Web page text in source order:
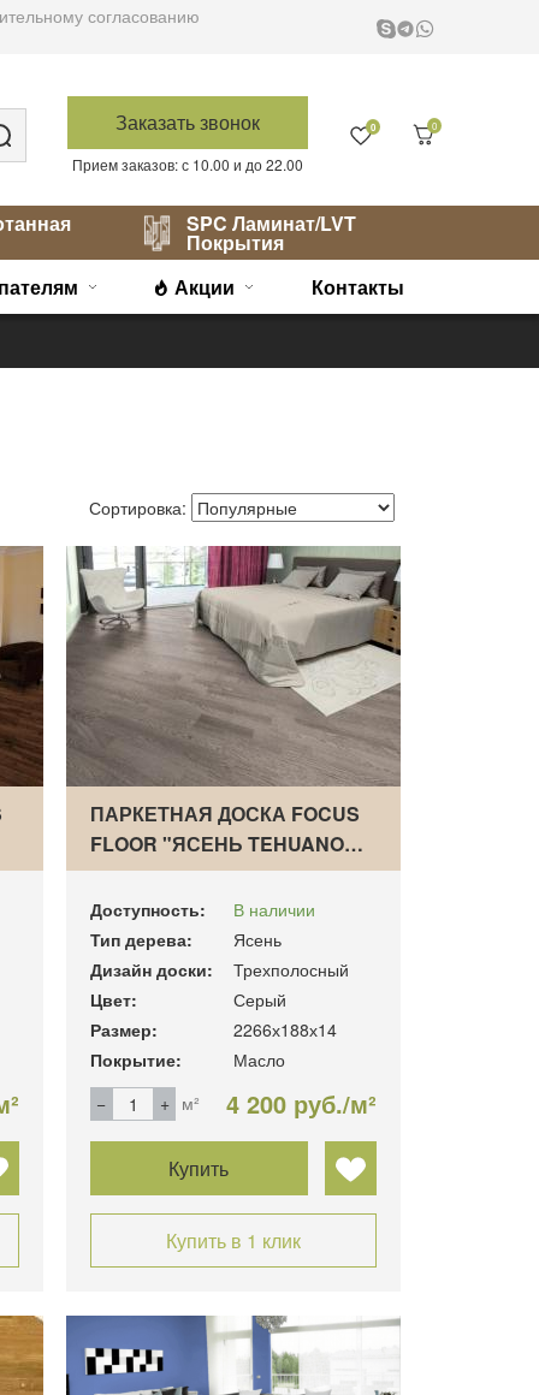
согласованию
Заказать звонок
Прием заказов: с 10.00 и до 22.00
0 0
SPC Ламинат/LVT
Покрытия
Акции Контакты
Сортировка:
ПАРКЕТНАЯ ДОСКА FOCUS
FLOOR "ЯСЕНЬ TEHUANO…
Доступность:
В наличии
Тип дерева:
Ясень
Дизайн доски:
Трехполосный
Цвет:
Серый
Размер:
2266х188х14
Покрытие:
Масло
м²
4 200 руб./м²
Купить
Купить в 1 клик